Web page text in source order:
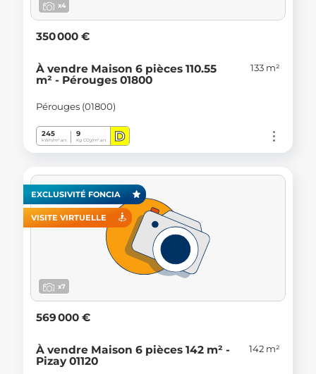
x4
350 000 €
À vendre Maison 6 pièces 110.55
m² - Pérouges 01800
133 m²
Pérouges (01800)
245
kWh/m².an
9
Kg CO2/m².an D
EXCLUSIVITÉ FONCIA
VISITE VIRTUELLE
x7
569 000 €
À vendre Maison 6 pièces 142 m² -
Pizay 01120
142 m²